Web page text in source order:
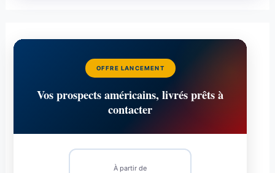
OFFRE LANCEMENT
Vos prospects américains, livrés prêts à
contacter
À partir de